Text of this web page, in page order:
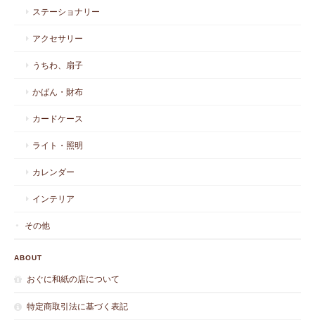
ステーショナリー
アクセサリー
うちわ、扇子
かばん・財布
カードケース
ライト・照明
カレンダー
インテリア
その他
ABOUT
おぐに和紙の店について
特定商取引法に基づく表記